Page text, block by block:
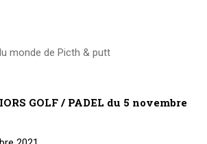
monde de Picth & putt
GOLF / PADEL du 5 novembre